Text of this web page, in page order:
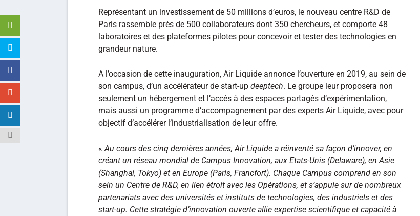
Représentant un investissement de 50 millions d’euros, le nouveau centre R&D de
Paris rassemble près de 500 collaborateurs dont 350 chercheurs, et comporte 48
laboratoires et des plateformes pilotes pour concevoir et tester des technologies en
grandeur nature.
A l’occasion de cette inauguration, Air Liquide annonce l’ouverture en 2019, au sein de
son campus, d’un accélérateur de start-up deeptech. Le groupe leur proposera non
seulement un hébergement et l’accès à des espaces partagés d’expérimentation,
mais aussi un programme d’accompagnement par des experts Air Liquide, avec pour
objectif d’accélérer l’industrialisation de leur offre.
« Au cours des cinq dernières années, Air Liquide a réinventé sa façon d’innover, en
créant un réseau mondial de Campus Innovation, aux Etats-Unis (Delaware), en Asie
(Shanghai, Tokyo) et en Europe (Paris, Francfort). Chaque Campus comprend en son
sein un Centre de R&D, en lien étroit avec les Opérations, et s’appuie sur de nombreux
partenariats avec des universités et instituts de technologies, des industriels et des
start-up. Cette stratégie d’innovation ouverte allie expertise scientifique et capacité à